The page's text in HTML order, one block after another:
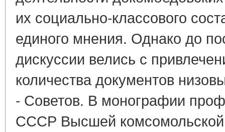
их социально-классового
единого мнения. Однако до
дискуссии велись с
количества документов
- Советов. В монографии
СССР Высшей